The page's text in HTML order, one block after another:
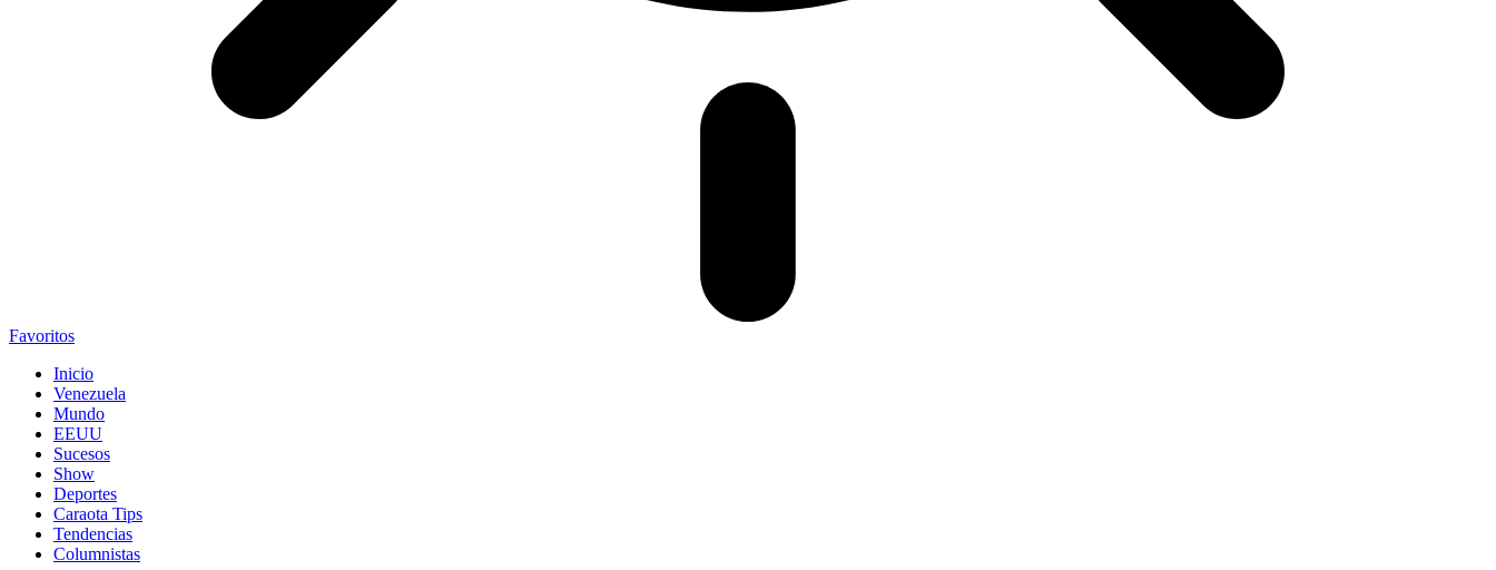
Favoritos
Inicio
Venezuela
Mundo
EEUU
Sucesos
Show
Deportes
Caraota Tips
Tendencias
Columnistas